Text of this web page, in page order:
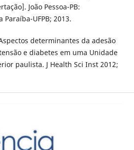
João Pessoa-PB:
UFPB; 2013.
determinantes da adesão
e diabetes em uma Unidade
paulista. J Health Sci Inst 2012;